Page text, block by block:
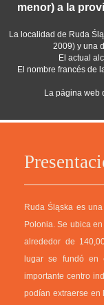
Ruda Śląska es
Polonia. Se ubica
alrededor de
lugar se fundó en
importante centro
podían extraerse en
menor) a la
La localidad de Ruda
2009) y una
El actual
El nombre francés de
La página web